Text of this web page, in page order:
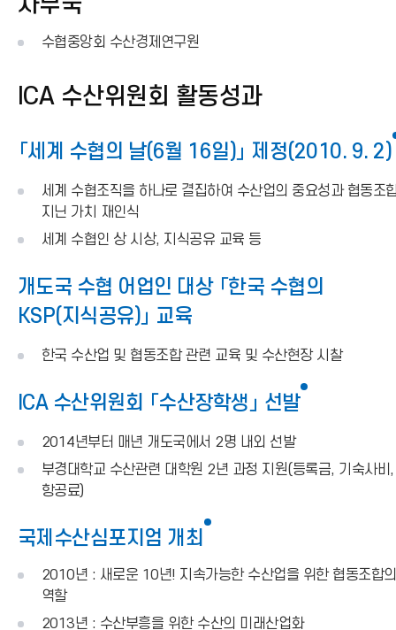
사무국
수협중앙회 수산경제연구원
ICA 수산위원회 활동성과
「세계 수협의 날(6월 16일)」 제정(2010. 9. 2)
세계 수협조직을 하나로 결집하여 수산업의 중요성과 협동조
지닌 가치 재인식
세계 수협인 상 시상, 지식공유 교육 등
개도국 수협 어업인 대상 「한국 수협의
KSP(지식공유)」 교육
한국 수산업 및 협동조합 관련 교육 및 수산현장 시찰
ICA 수산위원회 「수산장학생」 선발
2014년부터 매년 개도국에서 2명 내외 선발
부경대학교 수산관련 대학원 2년 과정 지원(등록금, 기숙사비,
항공료)
국제수산심포지엄 개최
2010년 : 새로운 10년! 지속가능한 수산업을 위한 협동조합의
역할
2013년 : 수산부흥을 위한 수산의 미래산업화